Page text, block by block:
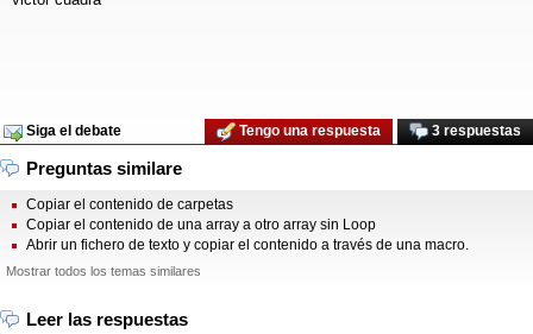
Siga el debate 3 respuestas
Tengo una respuesta
Preguntas similare
Copiar el contenido de carpetas
Copiar el contenido de una array a otro array sin Loop
Abrir un fichero de texto y copiar el contenido a través de una macro.
Mostrar todos los temas similares
Leer las respuestas